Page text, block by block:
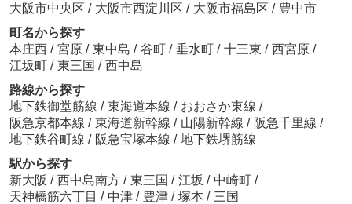
大阪市中央区 / 大阪市西淀川区 / 大阪市福島区 / 豊中市
町名から探す
本庄西 / 宮原 / 東中島 / 谷町 / 垂水町 / 十三東 / 西宮原 /
江坂町 / 東三国 / 西中島
路線から探す
地下鉄御堂筋線 / 東海道本線 / おおさか東線 /
阪急京都本線 / 東海道新幹線 / 山陽新幹線 / 阪急千里線 /
地下鉄谷町線 / 阪急宝塚本線 / 地下鉄堺筋線
駅から探す
新大阪 / 西中島南方 / 東三国 / 江坂 / 中崎町 /
天神橋筋六丁目 / 中津 / 豊津 / 塚本 / 三国